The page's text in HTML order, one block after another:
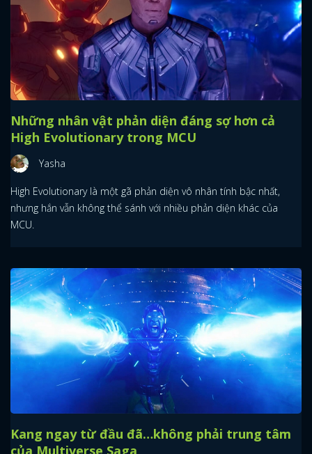
Những nhân vật phản diện đáng sợ hơn cả
High Evolutionary trong MCU
Yasha
High Evolutionary là một gã phản diện vô nhân tính bậc nhất,
nhưng hắn vẫn không thể sánh với nhiều phản diện khác của
MCU.
Kang ngay từ đầu đã…không phải trung tâm
của Multiverse Saga